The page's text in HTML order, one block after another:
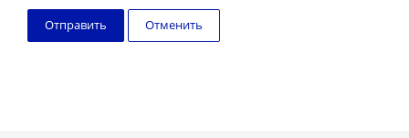
Отменить